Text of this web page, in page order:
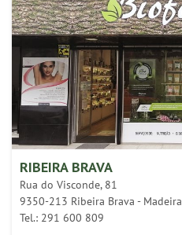
RIBEIRA BRAVA
Rua do Visconde, 81
9350-213 Ribeira Brava - Madeira
Tel.: 291 600 809